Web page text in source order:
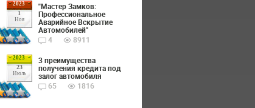
2023
1
Ноя
"Мастер Замков:
Профессиональное
Аварийное Вскрытие
Автомобилей"
4
8911
2023
23
Июль
3 преимущества
получения кредита под
залог автомобиля
65
1816